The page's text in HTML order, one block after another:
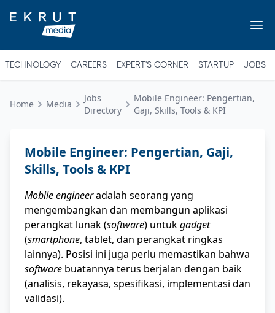
TECHNOLOGY CAREERS EXPERT'S CORNER STARTUP JOBS
Home Media
Jobs
Directory
Mobile Engineer: Pengertian,
Gaji, Skills, Tools & KPI
Mobile Engineer: Pengertian, Gaji,
Skills, Tools & KPI
Mobile engineeradalah seorang yang
mengembangkan dan membangun aplikasi
perangkat lunak (software) untukgadget
(smartphone, tablet, dan perangkat ringkas
lainnya). Posisi ini juga perlu memastikan bahwa
software buatannya terus berjalan dengan baik
(analisis, rekayasa, spesifikasi, implementasi dan
validasi).